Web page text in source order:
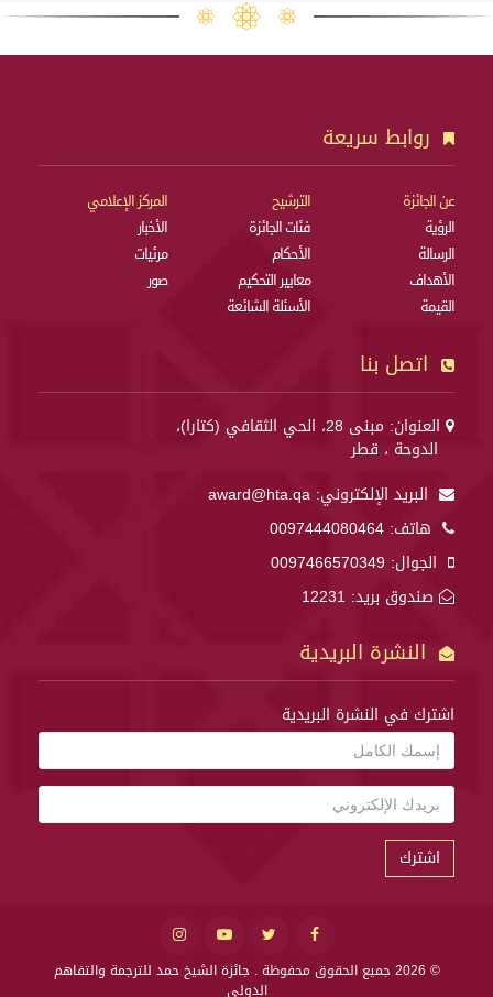
روابط سريعة
عن الجائزة
الرؤية
الرسالة
الأهداف
القيمة
الترشيح
فئات الجائزة
الأحكام
معايير التحكيم
الأسئلة الشائعة
المركز الإعلامي
الأخبار
مرئيات
صور
اتصل بنا
العنوان: مبنى 28، الحي الثقافي (كتارا)،
الدوحة ، قطر
البريد الإلكتروني: award@hta.qa
هاتف: 0097444080464
الجوال: 0097466570349
صندوق بريد: 12231
النشرة البريدية
اشترك في النشرة البريدية
اشترك
© 2026 جميع الحقوق محفوظة .
جائزة الشيخ حمد للترجمة والتفاهم
الدولي